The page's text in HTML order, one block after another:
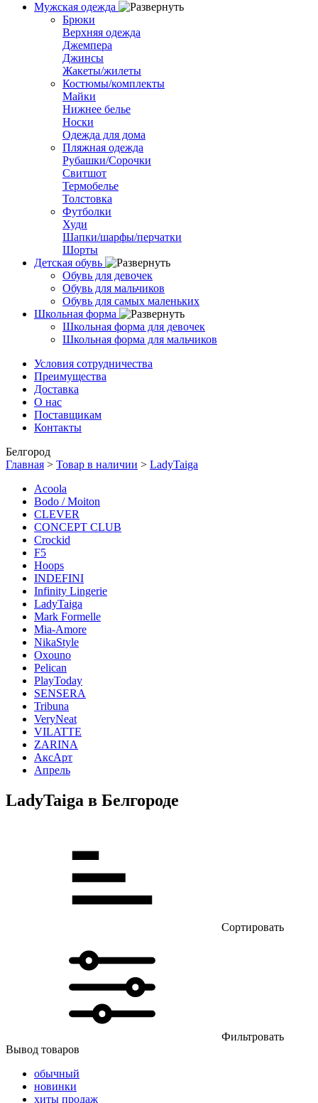
Мужская одежда
Брюки
Верхняя одежда
Джемпера
Джинсы
Жакеты/жилеты
Костюмы/комплекты
Майки
Нижнее белье
Носки
Одежда для дома
Пляжная одежда
Рубашки/Сорочки
Свитшот
Термобелье
Толстовка
Футболки
Худи
Шапки/шарфы/перчатки
Шорты
Детская обувь
Обувь для девочек
Обувь для мальчиков
Обувь для самых маленьких
Школьная форма
Школьная форма для девочек
Школьная форма для мальчиков
Условия сотрудничества
Преимущества
Доставка
О нас
Поставщикам
Контакты
Белгород
Главная > Товар в наличии > LadyTaiga
Acoola
Bodo / Moiton
CLEVER
CONCEPT CLUB
Crockid
F5
Hoops
INDEFINI
Infinity Lingerie
LadyTaiga
Mark Formelle
Mia-Amore
NikaStyle
Oxouno
Pelican
PlayToday
SENSERA
Tribuna
VeryNeat
VILATTE
ZARINA
АксАрт
Апрель
LadyTaiga в Белгороде
Сортировать
Фильтровать
Вывод товаров
обычный
новинки
хиты продаж